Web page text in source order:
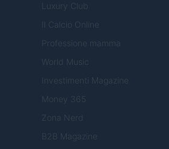
Luxury Club
Il Calcio Online
Professione mamma
World Music
Investimenti Magazine
Money 365
Zona Nerd
B2B Magazine